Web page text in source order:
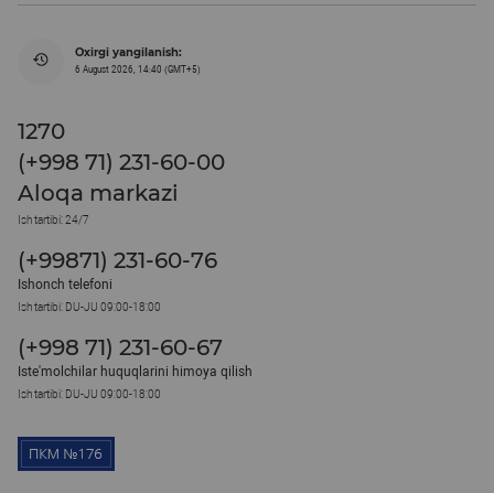
Oxirgi yangilanish:
6 August 2026, 14:40 (GMT+5)
1270
(+998 71) 231-60-00
Aloqa markazi
Ish tartibi: 24/7
(+99871) 231-60-76
Ishonch telefoni
Ish tartibi: DU-JU 09:00-18:00
(+998 71) 231-60-67
Iste'molchilar huquqlarini himoya qilish
Ish tartibi: DU-JU 09:00-18:00